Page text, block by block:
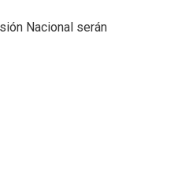
Nacional serán